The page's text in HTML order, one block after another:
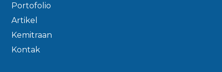
Portofolio
Artikel
Kemitraan
Kontak